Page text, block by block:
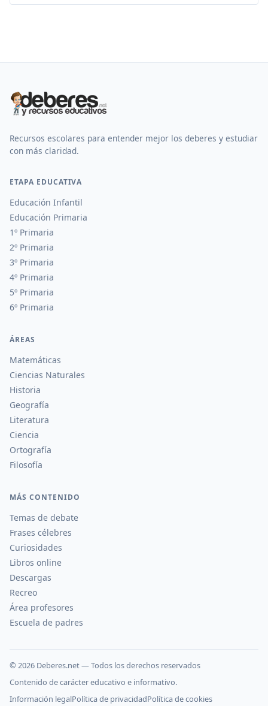
Recursos escolares para entender mejor los deberes y estudiar
con más claridad.
ETAPA EDUCATIVA
Educación Infantil
Educación Primaria
1º Primaria
2º Primaria
3º Primaria
4º Primaria
5º Primaria
6º Primaria
ÁREAS
Matemáticas
Ciencias Naturales
Historia
Geografía
Literatura
Ciencia
Ortografía
Filosofía
MÁS CONTENIDO
Temas de debate
Frases célebres
Curiosidades
Libros online
Descargas
Recreo
Área profesores
Escuela de padres
© 2026 Deberes.net — Todos los derechos reservados
Contenido de carácter educativo e informativo.
Información legalPolítica de privacidadPolítica de cookies